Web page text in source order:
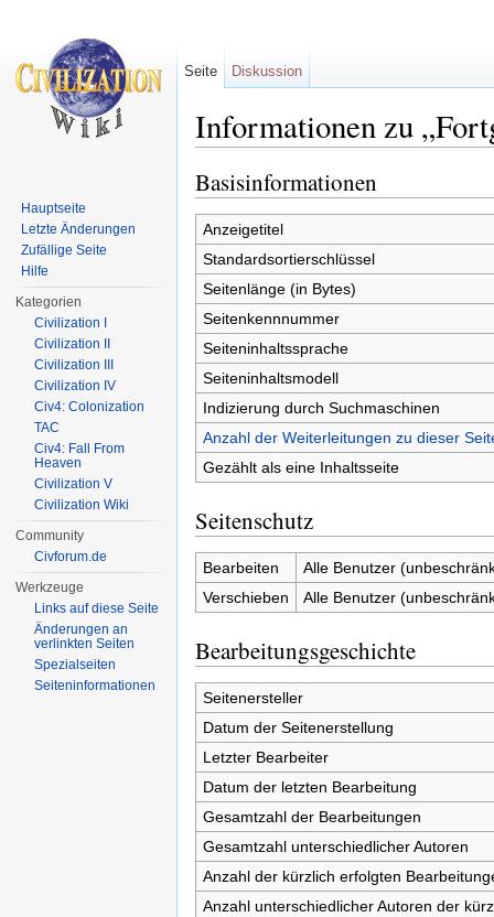
Informationen zu
Basisinformationen
Anzeigetitel
Standardsortierschlüssel
Seitenlänge (in Bytes)
Seitenkennnummer
Seiteninhaltssprache
Seiteninhaltsmodell
Indizierung durch Suchmaschinen
Anzahl der Weiterleitungen zu dieser
Gezählt als eine Inhaltsseite
Seitenschutz
Bearbeiten
Alle Benutzer
Verschieben
Alle Benutzer
Bearbeitungsgeschichte
Seitenersteller
Datum der Seitenerstellung
Letzter Bearbeiter
Datum der letzten Bearbeitung
Gesamtzahl der Bearbeitungen
Gesamtzahl unterschiedlicher Autoren
Anzahl der kürzlich erfolgten
Anzahl unterschiedlicher Autoren der
Seite Diskussion
Hauptseite
Letzte Änderungen
Zufällige Seite
Hilfe
Kategorien
Civilization I
Civilization II
Civilization III
Civilization IV
Civ4: Colonization
TAC
Civ4: Fall From
Heaven
Civilization V
Civilization Wiki
Community
Civforum.de
Werkzeuge
Links auf diese Seite
Änderungen an
verlinkten Seiten
Spezialseiten
Seiten­informationen